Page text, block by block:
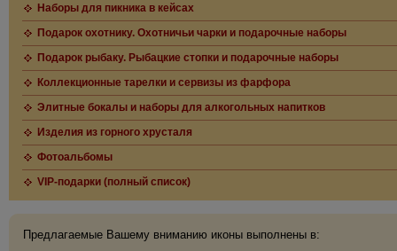
Наборы для пикника в кейсах
Подарок охотнику. Охотничьи чарки и подарочные наборы
Подарок рыбаку. Рыбацкие стопки и подарочные наборы
Коллекционные тарелки и сервизы из фарфора
Элитные бокалы и наборы для алкогольных напитков
Изделия из горного хрусталя
Фотоальбомы
VIP-подарки (полный список)
Предлагаемые Вашему вниманию иконы выполнены в: